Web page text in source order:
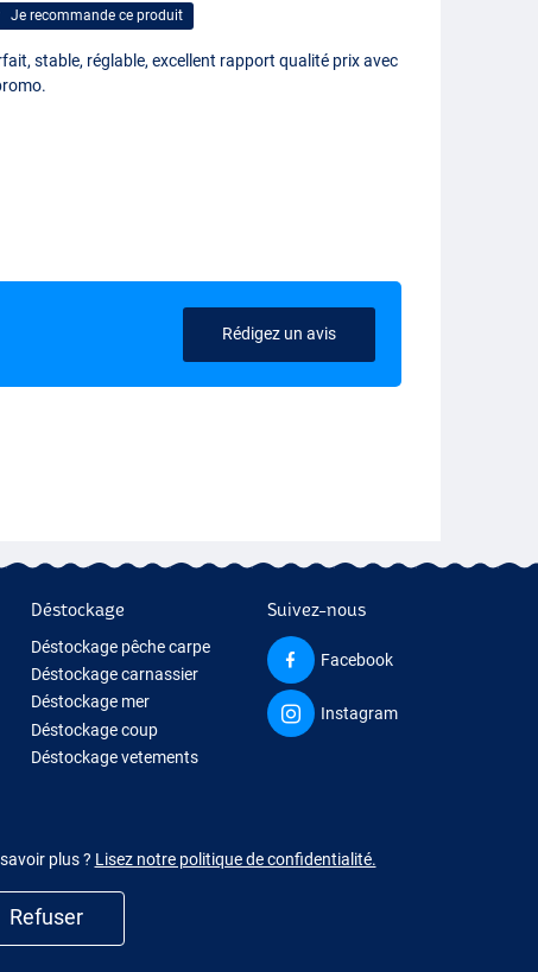
Je recommande ce produit
stable, réglable, excellent rapport qualité prix avec
Rédigez un avis
Déstockage
Déstockage pêche carpe
Déstockage carnassier
Déstockage mer
Déstockage coup
Déstockage vetements
Suivez-nous
Facebook
Instagram
plus ? Lisez notre politique de confidentialité.
Refuser